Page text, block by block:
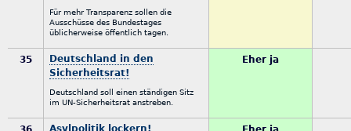
Für mehr Transparenz sollen die
Ausschüsse des Bundestages
üblicherweise öffentlich tagen.
35
Deutschland in den
Sicherheitsrat!
Deutschland soll einen ständigen Sitz
im UN-Sicherheitsrat anstreben.
Eher ja
Asylpolitik lockern!